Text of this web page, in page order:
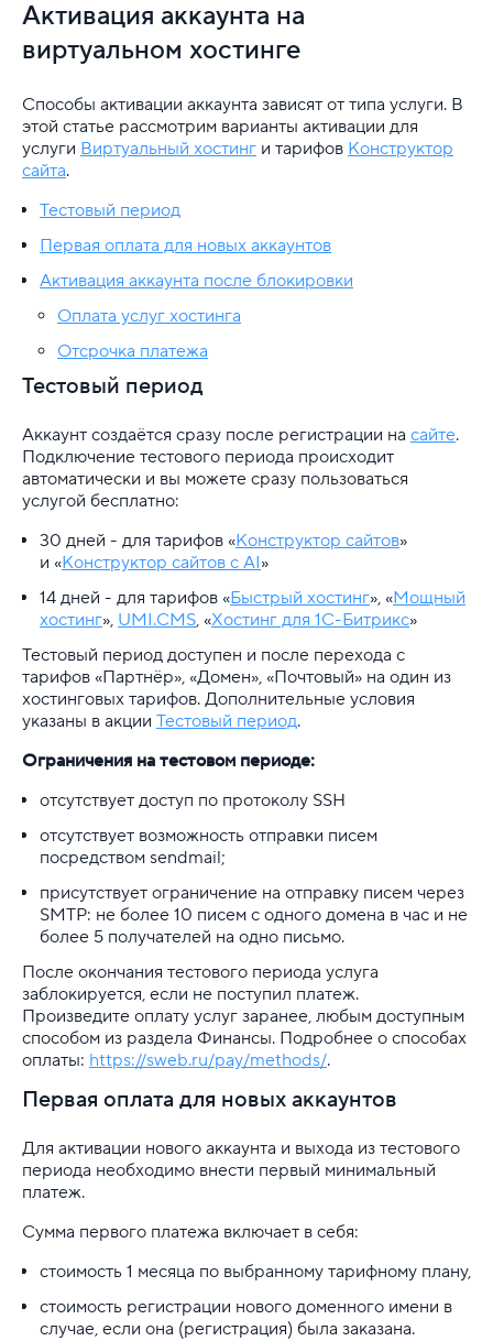
Обращение в поддержку
Финансы и документы
Домены
VDS
Облачная платформа
Почта
Партнерская программа
Конструктор сайта
SSL
Реклама и продвижение
Выделенные серверы
Правила оказания услуг и ограничения
Полезная информация
Активация аккаунта на
виртуальном хостинге
Способы активации аккаунта зависят от типа услуги. В
этой статье рассмотрим варианты активации для
услуги Виртуальный хостинг и тарифов Конструктор
сайта.
Тестовый период
Первая оплата для новых аккаунтов
Активация аккаунта после блокировки
Оплата услуг хостинга
Отсрочка платежа
Тестовый период
Аккаунт создаётся сразу после регистрации на сайте.
Подключение тестового периода происходит
автоматически и вы можете сразу пользоваться
услугой бесплатно:
30 дней - для тарифов «Конструктор сайтов»
и «Конструктор сайтов с AI»
14 дней - для тарифов «Быстрый хостинг», «Мощный
хостинг», UMI.CMS, «Хостинг для 1С-Битрикс»
Тестовый период доступен и после перехода с
тарифов «Партнёр», «Домен», «Почтовый» на один из
хостинговых тарифов. Дополнительные условия
указаны в акции Тестовый период.
Ограничения на тестовом периоде:
отсутствует доступ по протоколу SSH
отсутствует возможность отправки писем
посредством sendmail;
присутствует ограничение на отправку писем через
SMTP: не более 10 писем с одного домена в час и не
более 5 получателей на одно письмо.
После окончания тестового периода услуга
заблокируется, если не поступил платеж.
Произведите оплату услуг заранее, любым доступным
способом из раздела Финансы. Подробнее о способах
оплаты: https://sweb.ru/pay/methods/.
Первая оплата для новых аккаунтов
Для активации нового аккаунта и выхода из тестового
периода необходимо внести первый минимальный
платеж.
Сумма первого платежа включает в себя:
стоимость 1 месяца по выбранному тарифному плану,
стоимость регистрации нового доменного имени в
случае, если она (регистрация) была заказана.